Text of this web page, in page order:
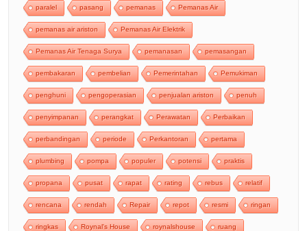
paralel pasang pemanas Pemanas Air
pemanas air ariston Pemanas Air Elektrik
Pemanas Air Tenaga Surya pemanasan pemasangan
pembakaran pembelian Pemerintahan Pemukiman
penghuni pengoperasian penjualan ariston penuh
penyimpanan perangkat Perawatan Perbaikan
perbandingan periode Perkantoran pertama
plumbing pompa populer potensi praktis
propana pusat rapat rating rebus relatif
rencana rendah Repair repot resmi ringan
ringkas Roynal's House roynalshouse ruang